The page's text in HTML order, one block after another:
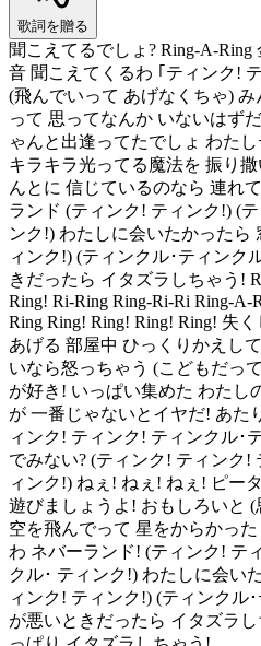
歌詞を贈る
聞こえてるでしょ? Ring-A-
音 聞こえてくるわ ｢ティンク!
(飛んでいって あげなくちゃ)
って 思ってなんか いないはず
ゃんと出逢ってたでしょ わた
キラキラ光ってる魔法を 振り
んとに 信じているのなら 連れ
ランド (ティンク! ティンク!) (
ンク!) わたしに会いたかったら
ィンク!) (ティンクル･ティンク
きだったら イタズラしちゃう!
Ring! Ri-Ring Ring-Ri-Ri Ring-A-
Ring Ring! Ring! Ring! Ring! 失
あげる 部屋中 ひっくりかえし
いなら怒っちゃう (こどもだっ
が好き! いっぱい集めた わたし
が 一番じゃないとイヤだ! あた
ィンク! ティンク! ティンクル･
でみない? (ティンク! ティンク!
ィンク!) ねぇ! ねぇ! ねぇ! ピー
遊びましょうよ! おもしろいと
空を飛んでって 星をからかっ
わ ネバーランド! (ティンク! テ
クル･ ティンク!) わたしに会い
ィンク! ティンク!) (ティンクル
が悪いときだったら イタズラ